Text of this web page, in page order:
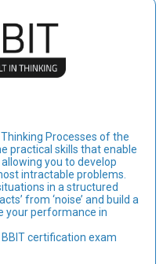
Processes of the
practical skills that enable
you to develop
intractable problems.
in a structured
from ‘noise’ and build a
your performance in
certification exam